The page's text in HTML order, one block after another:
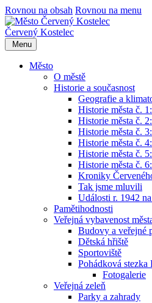
Rovnou na obsah Rovnou na menu
Červený Kostelec
Menu
Město
O městě
Historie a současnost
Geografie a
Historie města č.
Historie města č.
Historie města č.
Historie města č.
Historie města č.
Historie města č.
Kroniky
Tak jsme mluvili
Události r. 1942
Pamětihodnosti
Veřejná vybavenost
Budovy a veřejné
Dětská hřiště
Sportoviště
Pohádková
Fotogalerie
Veřejná zeleň
Parky a zahrady